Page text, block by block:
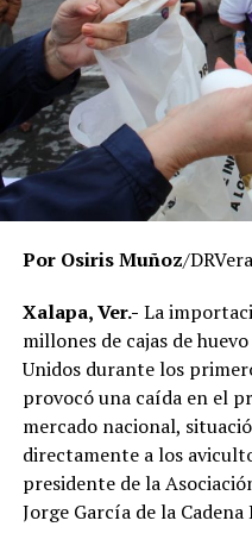
transparencia,
miles de estudiantes en la
El Gobierno del Estado
investigaciones se
respetando el debido
momento no existe una
responsabilidades
señalaron que un grupo
su inconformidad con el
considerar que las
intereses al interior de la
De acuerdo con esos
comoMovimiento
públicamente por
Por Osiris Muñoz/
Xalapa, Ver.- La
millones de cajas de
Unidos durante los
provocó una caída en el
mercado nacional,
directamente a los
presidente de la
Jorge García de la Cadena